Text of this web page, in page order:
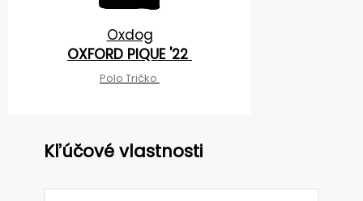
Oxdog
OXFORD PIQUE '22
Polo Tričko
Kľúčové vlastnosti